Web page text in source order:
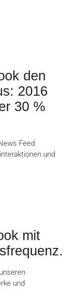
den
2016
30 %
Feed
und
mit
und